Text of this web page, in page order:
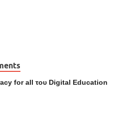
for all του Digital Education